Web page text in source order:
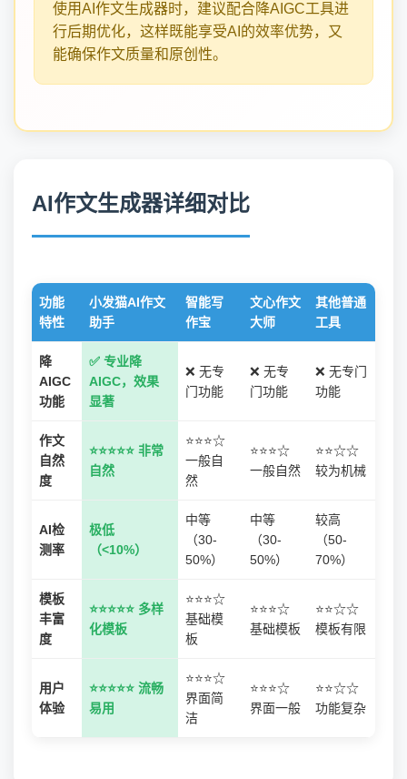
使用AI作文生成器时，建议配合降AIGC工具进
行后期优化，这样既能享受AI的效率优势，又
能确保作文质量和原创性。
AI作文生成器详细对比
功能
特性
小发猫AI作文
助手
智能写
作宝
文心作文
大师
其他普通
工具
降
AIGC
功能
✅ 专业降
AIGC，效果
显著
❌ 无专
门功能
❌ 无专
门功能
❌ 无专门
功能
作文
自然
度
⭐⭐⭐⭐⭐ 非常
自然
⭐⭐⭐☆
一般自
然
⭐⭐⭐☆
一般自然
⭐⭐☆☆
较为机械
AI检
测率
极低
（<10%）
中等
（30-
50%）
中等
（30-
50%）
较高
（50-
70%）
模板
丰富
度
⭐⭐⭐⭐⭐ 多样
化模板
⭐⭐⭐☆
基础模
板
⭐⭐⭐☆
基础模板
⭐⭐☆☆
模板有限
用户
体验
⭐⭐⭐⭐⭐ 流畅
易用
⭐⭐⭐☆
界面简
洁
⭐⭐⭐☆
界面一般
⭐⭐☆☆
功能复杂